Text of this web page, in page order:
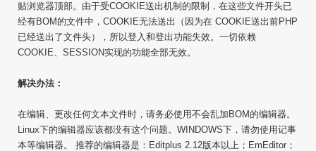
贴浏览器顶部。由于受COOKIE送出机制的限制，在这些文件开头已
经有BOM的文件中，COOKIE无法送出（因为在 COOKIE送出前PHP
已经送出了文件头），所以登入和登出功能失效。一切依赖
COOKIE、SESSION实现的功能全部无效。
解决办法：
在编辑、更改任何文本文件时，请务必使用不会乱加BOM的编辑器。
Linux下的编辑器应该都没有这个问题。WINDOWS下，请勿使用记事
本等编辑器。 推荐的编辑器是：Editplus 2.12版本以上；EmEditor；